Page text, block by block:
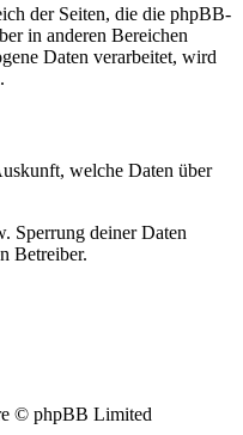
der Seiten, die die phpBB-
in anderen Bereichen
Daten verarbeitet, wird
welche Daten über
Sperrung deiner Daten
Betreiber.
© phpBB Limited